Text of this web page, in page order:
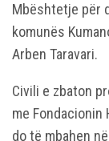
Mbështetje për
komunës
Arben Taravari.
Civili e zbaton
me Fondacionin
do të mbahen